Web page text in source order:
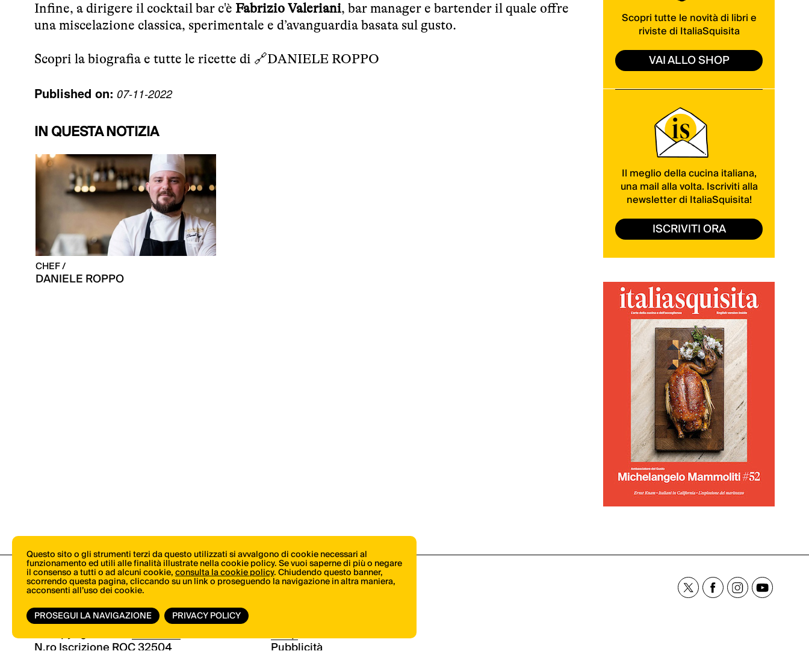
Infine, a dirigere il cocktail bar c'è Fabrizio Valeriani, bar manager e bartender il quale offre
una miscelazione classica, sperimentale e d’avanguardia basata sul gusto.
Scopri la biografia e tutte le ricette di 🔗DANIELE ROPPO
Published on: 07-11-2022
IN QUESTA NOTIZIA
CHEF /
DANIELE ROPPO
Scopri tutte le novità di libri e
riviste di ItaliaSquisita
VAI ALLO SHOP
Il meglio della cucina italiana,
una mail alla volta. Iscriviti alla
newsletter di ItaliaSquisita!
ISCRIVITI ORA
© Copyright 2026.Vertical.it
N.ro Iscrizione ROC 32504
Shop
Pubblicità
Questo sito o gli strumenti terzi da questo utilizzati si avvalgono di cookie necessari al
funzionamento ed utili alle finalità illustrate nella cookie policy. Se vuoi saperne di più o negare
il consenso a tutti o ad alcuni cookie,consulta la cookie policy. Chiudendo questo banner,
scorrendo questa pagina, cliccando su un link o proseguendo la navigazione in altra maniera,
acconsenti all’uso dei cookie.
PROSEGUI LA NAVIGAZIONE
PRIVACY POLICY